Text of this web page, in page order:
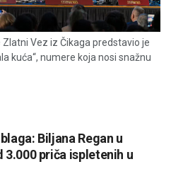
Vez iz Čikaga predstavio je
kuća“, numere koja nosi snažnu
Biljana Regan u
priča ispletenih u